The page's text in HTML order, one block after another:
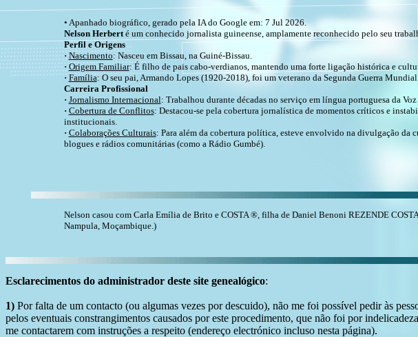
• Apanhado biográfico, gerado pela IA do Google em: 7 Jul 2026.
Nelson Herberté um conhecido jornalista guineense, amplamente reconhecido pelo seu
Perfil e Origens
· Nascimento: Nasceu em Bissau, na Guiné-Bissau.
· Origem Familiar: É filho de pais cabo-verdianos, mantendo uma forte ligação histórica e
· Família: O seu pai, Armando Lopes (1920-2018), foi um veterano da Segunda Guerra
Carreira Profissional
· Jornalismo Internacional: Trabalhou durante décadas no serviço em língua portuguesa da
· Cobertura de Conflitos: Destacou-se pela cobertura jornalística de momentos críticos e
institucionais.
· Colaborações Culturais: Para além da cobertura política, esteve envolvido na divulgação da
blogues e rádios comunitárias (como a Rádio Gumbé).
Nelson casou com Carla Emília de Brito e COSTA ®, filha de Daniel Benoni REZENDE
Nampula, Moçambique.)
Esclarecimentos do administrador deste site genealógico:
1) Por falta de um contacto (ou algumas vezes por descuido), não me foi possível pedir às
pelos eventuais constrangimentos causados por este procedimento, que não foi por
me contactarem com instruções a respeito (endereço electrónico incluso nesta página).